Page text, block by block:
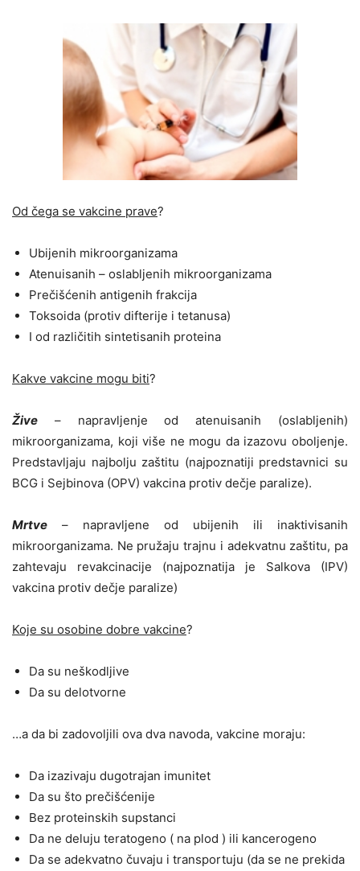
Od čega se vakcine prave?
Ubijenih mikroorganizama
Atenuisanih – oslabljenih mikroorganizama
Prečišćenih antigenih frakcija
Toksoida (protiv difterije i tetanusa)
I od različitih sintetisanih proteina
Kakve vakcine mogu biti?
Žive – napravljenje od atenuisanih (oslabljenih)
mikroorganizama, koji više ne mogu da izazovu oboljenje.
Predstavljaju najbolju zaštitu (najpoznatiji predstavnici su
BCG i Sejbinova (OPV) vakcina protiv dečje paralize).
Mrtve – napravljene od ubijenih ili inaktivisanih
mikroorganizama. Ne pružaju trajnu i adekvatnu zaštitu, pa
zahtevaju revakcinacije (najpoznatija je Salkova (IPV)
vakcina protiv dečje paralize)
Koje su osobine dobre vakcine?
Da su neškodljive
Da su delotvorne
…a da bi zadovoljili ova dva navoda, vakcine moraju:
Da izazivaju dugotrajan imunitet
Da su što prečišćenije
Bez proteinskih supstanci
Da ne deluju teratogeno ( na plod ) ili kancerogeno
Da se adekvatno čuvaju i transportuju (da se ne prekida